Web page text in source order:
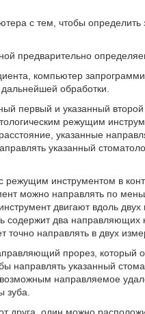
с тем, чтобы
предварительно
компьютер
обработки.
первый и указанный
режущим
указанные
указанный
инструментом в
можно направлять по
двигают вдоль
два направляющих
направлять в двух
прорез, который
направлять указанный
возможным направляемое
зуба.